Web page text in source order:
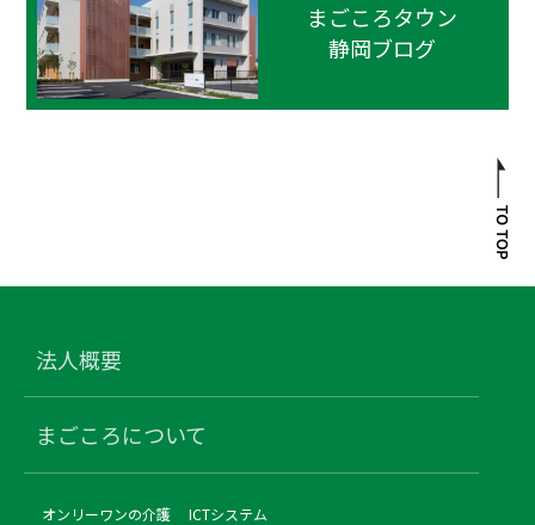
まごころタウン
静岡ブログ
法人概要
まごころについて
オンリーワンの介護 ICTシステム